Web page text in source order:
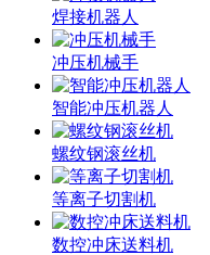
焊接机器人
冲压机械手
智能冲压机器人
螺纹钢滚丝机
等离子切割机
数控冲床送料机